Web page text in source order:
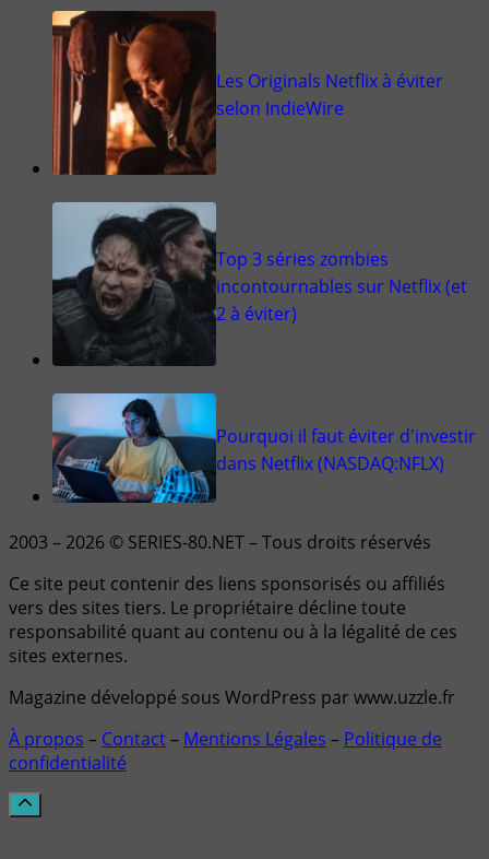
Les Originals Netflix à éviter
selon IndieWire
Top 3 séries zombies
incontournables sur Netflix (et
2 à éviter)
Pourquoi il faut éviter d'investir
dans Netflix (NASDAQ:NFLX)
2003 – 2026 © SERIES-80.NET – Tous droits réservés
Ce site peut contenir des liens sponsorisés ou affiliés
vers des sites tiers. Le propriétaire décline toute
responsabilité quant au contenu ou à la légalité de ces
sites externes.
Magazine développé sous WordPress par www.uzzle.fr
À propos – Contact– Mentions Légales – Politique de
confidentialité